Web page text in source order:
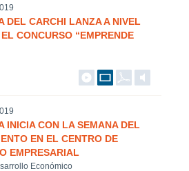
DEL CARCHI LANZA A NIVEL
CONCURSO “EMPRENDE
INICIA CON LA SEMANA DEL
EN EL CENTRO DE
EMPRESARIAL
Económico